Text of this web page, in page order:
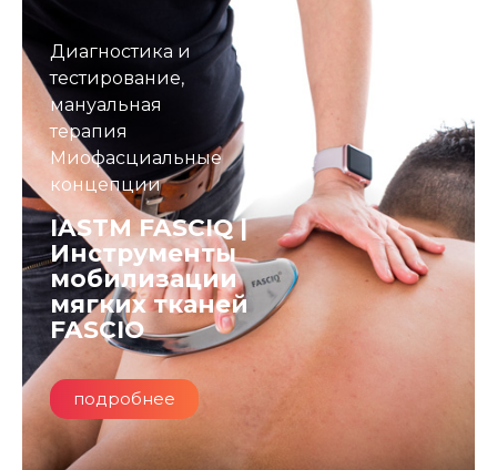
Диагностика и
тестирование,
мануальная
терапия
Миофасциальные
концепции
ofﬂine
IASTM FASCIQ |
Инструменты
мобилизации
мягких тканей
FASCIO
подробнее